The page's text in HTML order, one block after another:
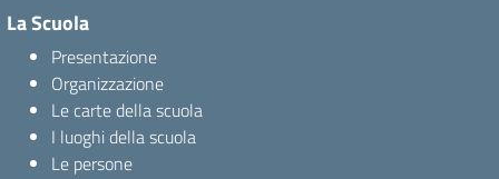
La Scuola
Presentazione
Organizzazione
Le carte della scuola
I luoghi della scuola
Le persone